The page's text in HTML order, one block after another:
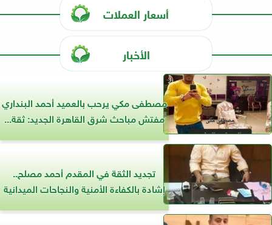
أسعار العملات
الأخبار
مصطفى مكي يرحب بالعميد أحمد البنداري
مفتش مباحث شرق القاهرة الجديد: ثقة...
تجديد الثقة في المقدم أحمد مصلح..
إشادة بالكفاءة الأمنية والنجاحات الميدانية